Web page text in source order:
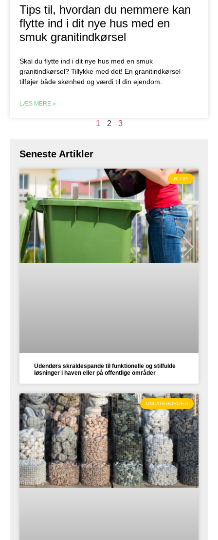
Tips til, hvordan du nemmere kan
flytte ind i dit nye hus med en
smuk granitindkørsel
Skal du flytte ind i dit nye hus med en smuk
granitindkørsel? Tillykke med det! En granitindkørsel
tilføjer både skønhed og værdi til din ejendom.
LÆS MERE »
1 2 3
Seneste Artikler
BLOG
Udendørs skraldespande til funktionelle og stilfulde
løsninger i haven eller på offentlige områder
UNCATEGORIZED